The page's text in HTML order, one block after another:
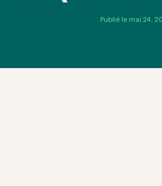
Publié le mai 24,